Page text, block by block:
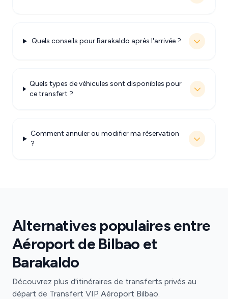
Quels conseils pour Barakaldo après l'arrivée ?
Quels types de véhicules sont disponibles pour
ce transfert ?
Comment annuler ou modifier ma réservation
?
Alternatives populaires entre
Aéroport de Bilbao et
Barakaldo
Découvrez plus d'itinéraires de transferts privés au
départ de Transfert VIP Aéroport Bilbao.